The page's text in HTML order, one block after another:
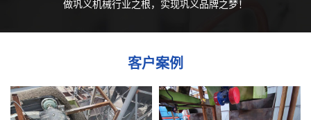
做巩义机械行业之根，实现巩义品牌之梦！
客户案例